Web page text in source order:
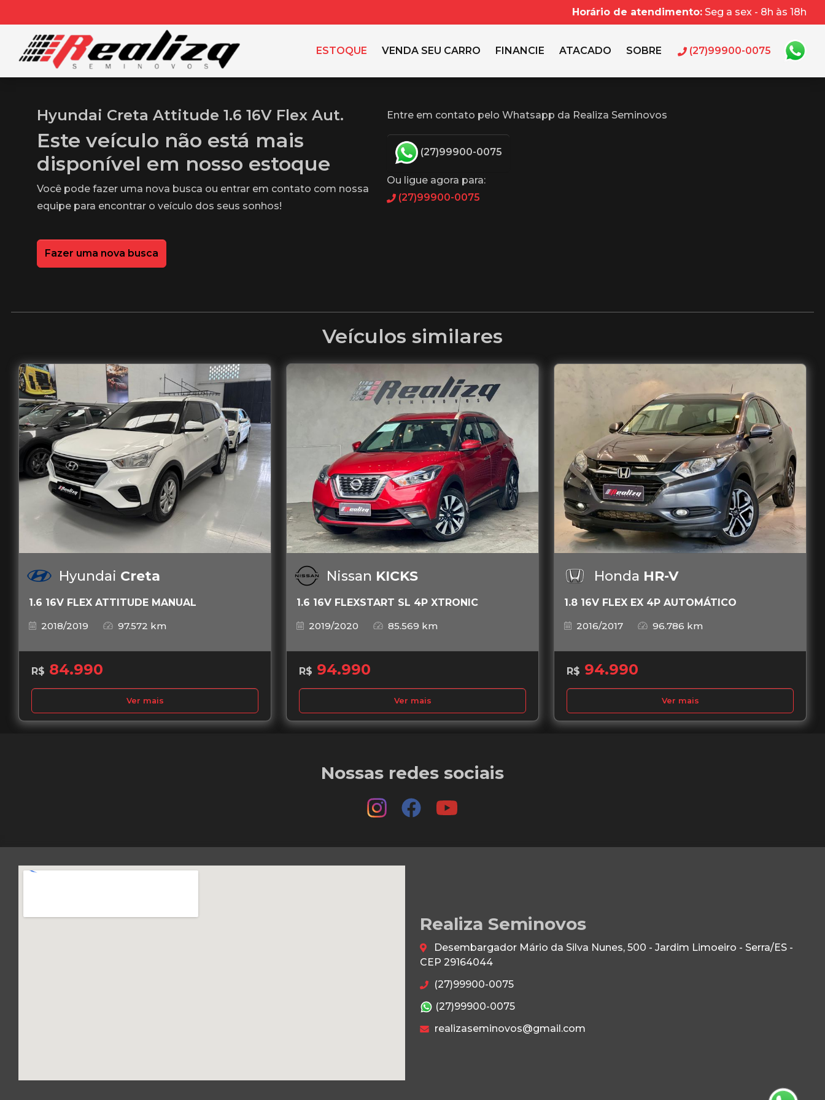
Horário de atendimento: Seg a sex - 8h às 18h
ESTOQUE VENDA SEU CARRO FINANCIE ATACADO SOBRE (27)99900-0075
Hyundai Creta Attitude 1.6 16V Flex Aut.
Este veículo não está mais
disponível em nosso estoque
Você pode fazer uma nova busca ou entrar em contato com nossa
equipe para encontrar o veículo dos seus sonhos!
Fazer uma nova busca
Entre em contato pelo Whatsapp da Realiza Seminovos
(27)99900-0075
Ou ligue agora para:
(27)99900-0075
Veículos similares
Hyundai Creta
1.6 16V FLEX ATTITUDE MANUAL
2018/2019
97.572 km
R$ 84.990
Ver mais
Nissan KICKS
1.6 16V FLEXSTART SL 4P XTRONIC
2019/2020
85.569 km
R$ 94.990
Ver mais
Honda HR-V
1.8 16V FLEX EX 4P AUTOMÁTICO
2016/2017
96.786 km
R$ 94.990
Ver mais
Nossas redes sociais
Realiza Seminovos
Desembargador Mário da Silva Nunes, 500 - Jardim Limoeiro - Serra/ES -
CEP 29164044
(27)99900-0075
(27)99900-0075
realizaseminovos@gmail.com